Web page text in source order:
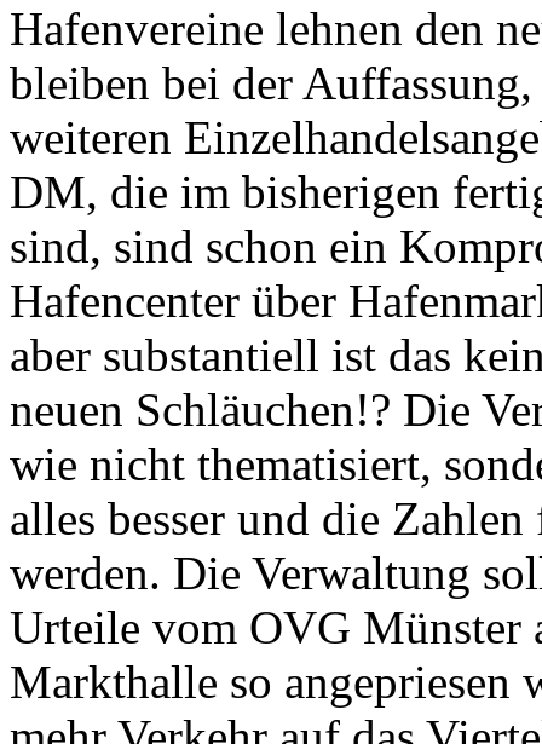
Hafenvereine lehnen den
bleiben bei der
weiteren
DM, die im bisherigen
sind, sind schon ein
Hafencenter über
aber substantiell ist das
neuen Schläuchen!? Die
wie nicht thematisiert,
alles besser und die
werden. Die Verwaltung
Urteile vom OVG Münster
Markthalle so angepriesen